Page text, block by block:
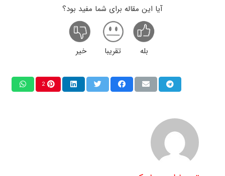
آیا این مقاله برای شما مفید بود؟
بله تقریبا خیر
2